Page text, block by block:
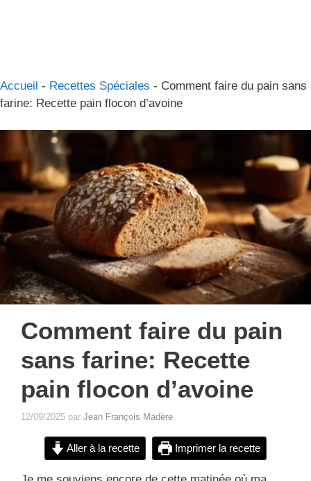
Accueil - Recettes Spéciales - Comment faire du pain sans
farine: Recette pain flocon d’avoine
Comment faire du pain
sans farine: Recette
pain flocon d’avoine
12/09/2025 par Jean François Madère
Aller à la recette Imprimer la recette